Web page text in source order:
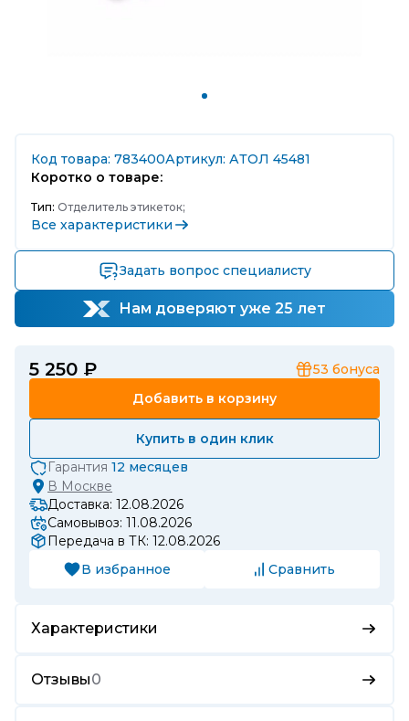
Код товара: 783400Артикул: АТОЛ 45481
Коротко о товаре:
Тип: Отделитель этикеток;
Все характеристики
Задать вопрос специалисту
Нам доверяют уже 25 лет
5 250 ₽ 53 бонуса
Добавить в корзину
Купить в один клик
Гарантия 12 месяцев
В Москве
Доставка: 12.08.2026
Самовывоз: 11.08.2026
Передача в ТК: 12.08.2026
В избранное
Сравнить
Характеристики
Отзывы0